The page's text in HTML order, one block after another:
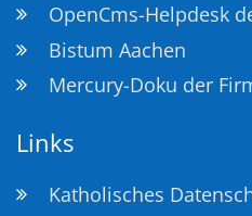
OpenCms-Helpdesk
Bistum Aachen
Mercury-Doku der
Links
Katholisches